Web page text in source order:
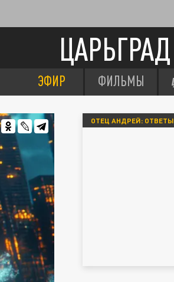
ЦАРЬГРАД
ЭФИР ФИЛЬМЫ
ОТЕЦ АНДРЕЙ: ОТВЕТЫ